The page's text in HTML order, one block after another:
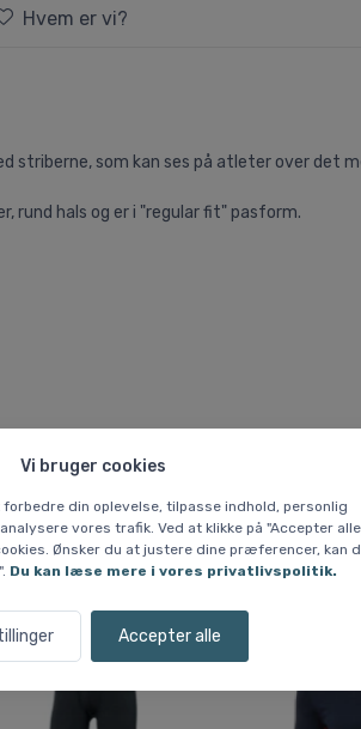
Vi bruger cookies
din oplevelse, tilpasse indhold, personlig
vores trafik. Ved at klikke på "Accepter
Ønsker du at justere dine præferencer, kan
Du kan læse mere i vores privatlivspolitik.
Accepter alle
Hvem er vi?
striberne, som kan ses på atleter over
rund hals og er i "regular fit" pasform.
varer